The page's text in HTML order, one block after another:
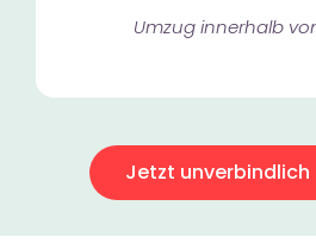
Umzug innerhalb
Jetzt